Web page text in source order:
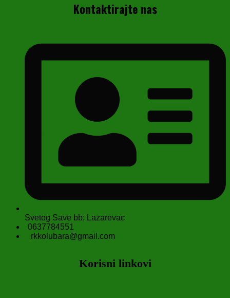
Kontaktirajte nas
Svetog Save bb; Lazarevac
0637784551
rkkolubara@gmail.com
Korisni linkovi